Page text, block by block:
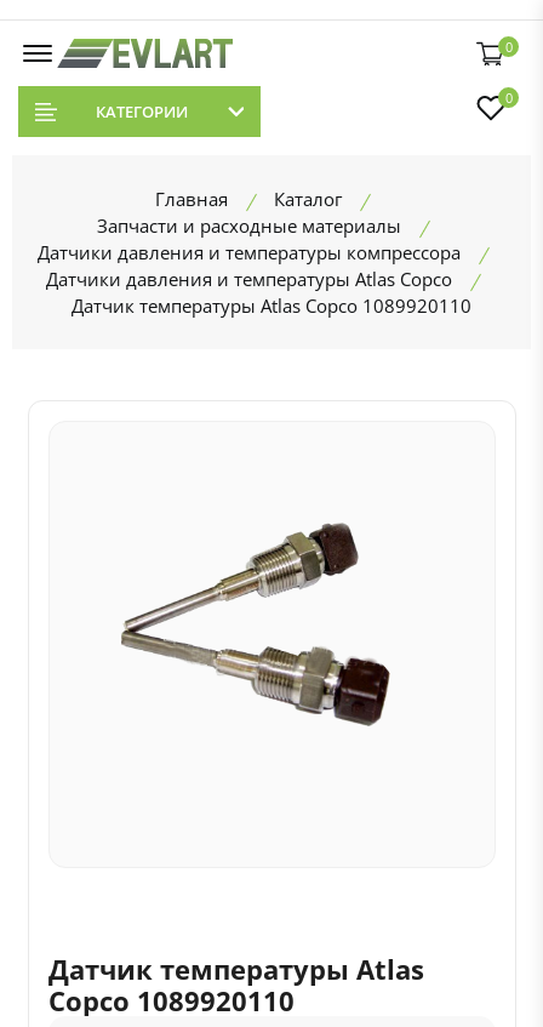
0
КАТЕГОРИИ
0
Главная
Каталог
Запчасти и расходные материалы
Датчики давления и температуры компрессора
Датчики давления и температуры Atlas Copco
Датчик температуры Atlas Copco 1089920110
Датчик температуры Atlas
Copco 1089920110